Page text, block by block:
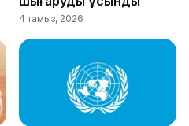
4 тамыз, 2026